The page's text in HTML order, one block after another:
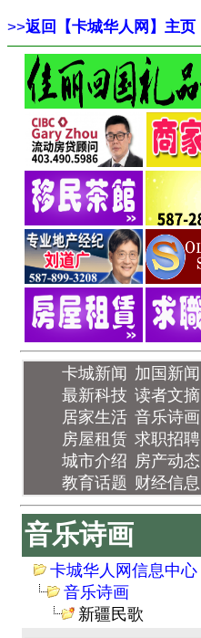
>>返回【卡城华人网】主页
卡城新闻 加国新闻
最新科技 读者文摘
居家生活 音乐诗画
房屋租赁 求职招聘
城市介绍 房产动态
教育话题 财经信息
音乐诗画
卡城华人网信息中心
音乐诗画
新疆民歌